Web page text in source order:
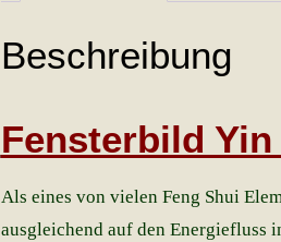
Beschreibung
Fensterbild Yin
Als eines von vielen Feng Shui
ausgleichend auf den Energiefluss